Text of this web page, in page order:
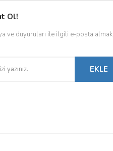
Ol!
ve duyuruları ile ilgili e-posta almak
EKLE